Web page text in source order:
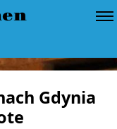
Gdynia